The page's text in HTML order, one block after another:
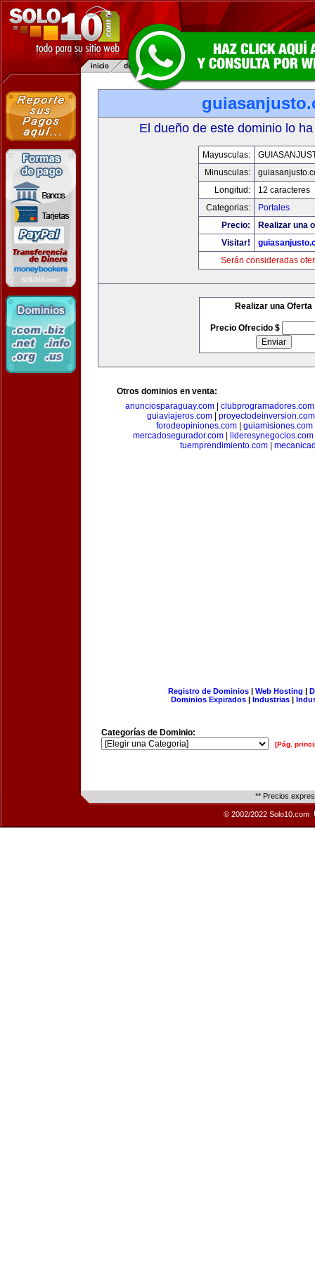
El dueño de este dominio lo
Mayusculas:
Minusculas:
Longitud:
12 caracteres
Categorias:
Portales
Precio:
Realizar una
Visitar!
Serán consideradas
Realizar una Oferta
Precio Ofrecido $
Otros dominios en venta:
anunciosparaguay.com
clubprogramadores.com
guiaviajeros.com| proyectodeinversion.com
forodeopiniones.com
guiamisiones.com
mercadosegurador.com
lideresynegocios.com
tuemprendimiento.com
Registro de Dominios| Web Hosting |
Dominios Expirados | Industrias |
Categorías de Dominio:
[Pág.
** Precios
© 2002/2022 Solo10.com